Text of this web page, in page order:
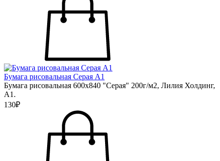
Бумага рисовальная Серая А1
Бумага рисовальная 600х840 "Серая" 200г/м2, Лилия Холдинг,
А1.
130₽